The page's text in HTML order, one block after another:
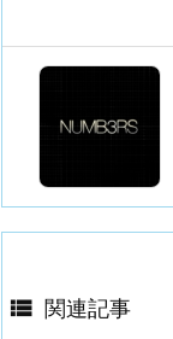
 関連記事